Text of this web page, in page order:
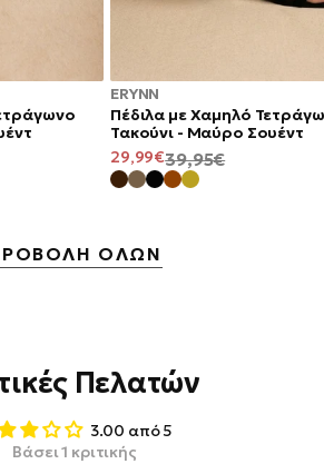
ERYNN
Πέδιλα με Χαμηλό
Τακούνι - Μαύρο Σουέντ
ΚΑΝΟΝΙΚΉ
39,95€
ΤΙΜΉ
ΠΡΟΣΦΟΡΆΣ
29,99€
ΟΛΩΝ
Πελατών
3.00 από 5
Βάσει 1 κριτικής